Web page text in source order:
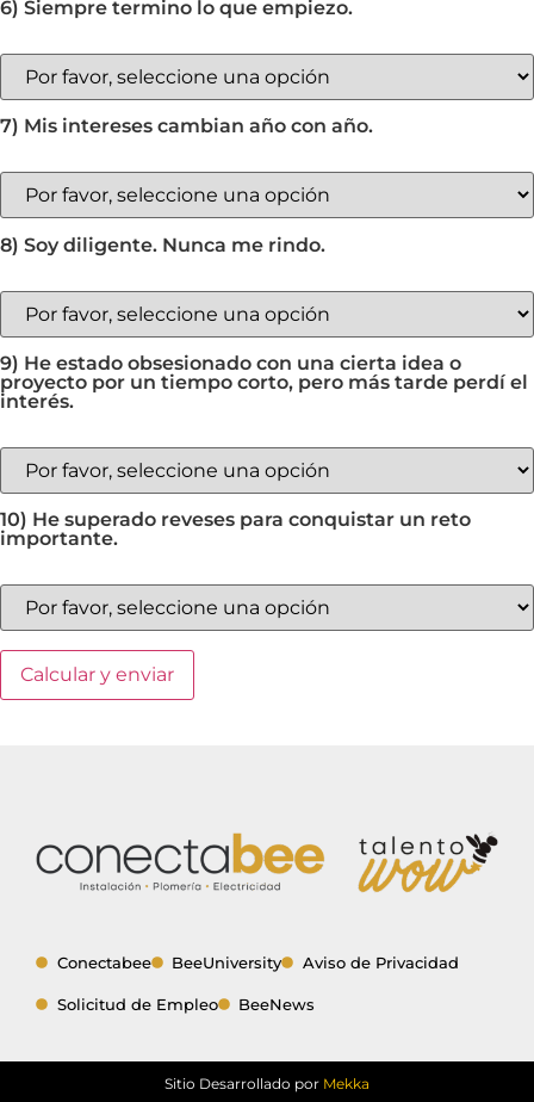
6) Siempre termino lo que empiezo.
7) Mis intereses cambian año con año.
8) Soy diligente. Nunca me rindo.
9) He estado obsesionado con una cierta idea o
proyecto por un tiempo corto, pero más tarde perdí el
interés.
10) He superado reveses para conquistar un reto
importante.
Conectabee BeeUniversity Aviso de Privacidad
Solicitud de Empleo BeeNews
Sitio Desarrollado por Mekka